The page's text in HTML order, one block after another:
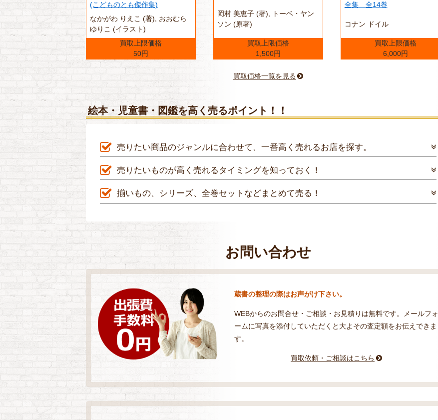
(こどものとも傑作集)
なかがわ りえこ (著),‎ おおむら
ゆりこ (イラスト)
買取上限価格
50円
岡村 美恵子 (著),‎ トーベ・ヤン
ソン (原著)
買取上限価格
1,500円
全集 全14巻
コナン ドイル
買取上限価格
6,000円
買取価格一覧を見る
絵本・児童書・図鑑を高く売るポイント！！
売りたい商品のジャンルに合わせて、一番高く売れるお店を探す。
売りたいものが高く売れるタイミングを知っておく！
揃いもの、シリーズ、全巻セットなどまとめて売る！
お問い合わせ
蔵書の整理の際はお声がけ下さい。
WEBからのお問合せ・ご相談・お見積りは無料です。メールフォ
ームに写真を添付していただくと大よその査定額をお伝えできま
す。
買取依頼・ご相談はこちら